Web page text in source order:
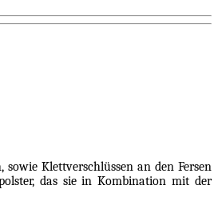
Klettverschlüssen an den Fersen
das sie in Kombination mit der